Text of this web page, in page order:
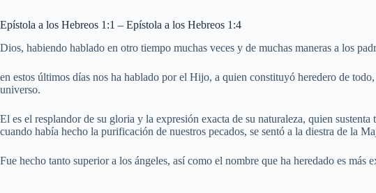
Epístola a los Hebreos 1:1 – Epístola a los Hebreos 1:4
Dios, habiendo hablado en otro tiempo muchas veces y de muchas maneras a los
en estos últimos días nos ha hablado por el Hijo, a quien constituyó heredero de
universo.
El es el resplandor de su gloria y la expresión exacta de su naturaleza, quien sustenta
cuando había hecho la purificación de nuestros pecados, se sentó a la diestra de la
Fue hecho tanto superior a los ángeles, así como el nombre que ha heredado es más